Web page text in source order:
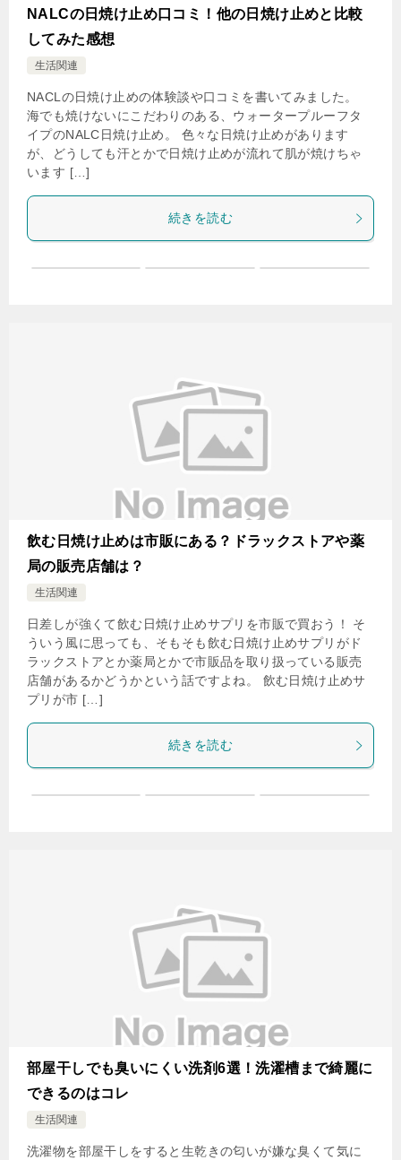
NALCの日焼け止め口コミ！他の日焼け止めと比較
してみた感想
生活関連
NACLの日焼け止めの体験談や口コミを書いてみました。
海でも焼けないにこだわりのある、ウォータープルーフタ
イプのNALC日焼け止め。 色々な日焼け止めがあります
が、どうしても汗とかで日焼け止めが流れて肌が焼けちゃ
います […]
続きを読む
飲む日焼け止めは市販にある？ドラックストアや薬
局の販売店舗は？
生活関連
日差しが強くて飲む日焼け止めサプリを市販で買おう！ そ
ういう風に思っても、そもそも飲む日焼け止めサプリがド
ラックストアとか薬局とかで市販品を取り扱っている販売
店舗があるかどうかという話ですよね。 飲む日焼け止めサ
プリが市 […]
続きを読む
部屋干しでも臭いにくい洗剤6選！洗濯槽まで綺麗に
できるのはコレ
生活関連
洗濯物を部屋干しをすると生乾きの匂いが嫌な臭くて気に